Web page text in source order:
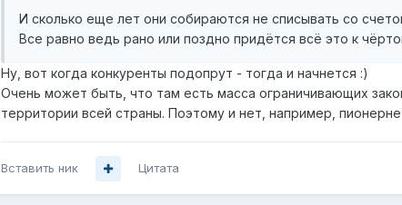
И сколько еще лет они собираются не списывать со
Все равно ведь рано или поздно придётся всё это к
Ну, вот когда конкуренты подопрут - тогда и начнется :)
Очень может быть, что там есть масса ограничивающих
территории всей страны. Поэтому и нет, например,
Вставить ник Цитата